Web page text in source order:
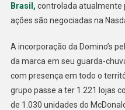
Brasil, controlada atualmente
ações são negociadas na
A incorporação da Domino’s
da marca em seu guarda-
com presença em todo o
grupo passe a ter 1.221 lojas
de 1.030 unidades do